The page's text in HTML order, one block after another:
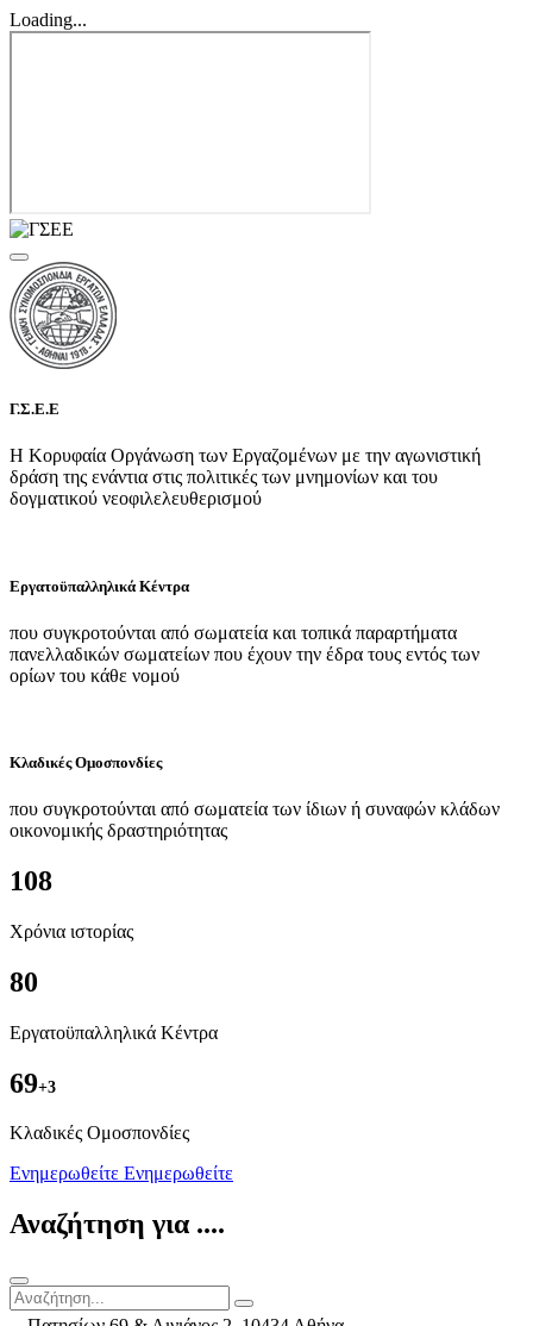
Loading...
Γ.Σ.Ε.Ε
Η Κορυφαία Οργάνωση των Εργαζομένων με την αγωνιστική
δράση της ενάντια στις πολιτικές των μνημονίων και του
δογματικού νεοφιλελευθερισμού
Εργατοϋπαλληλικά Κέντρα
που συγκροτούνται από σωματεία και τοπικά παραρτήματα
πανελλαδικών σωματείων που έχουν την έδρα τους εντός των
ορίων του κάθε νομού
Κλαδικές Ομοσπονδίες
που συγκροτούνται από σωματεία των ίδιων ή συναφών κλάδων
οικονομικής δραστηριότητας
108
Χρόνια ιστορίας
80
Εργατοϋπαλληλικά Κέντρα
69+3
Kλαδικές Ομοσπονδίες
Ενημερωθείτε Ενημερωθείτε
Αναζήτηση για ....